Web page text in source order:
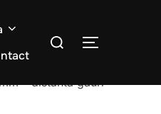
Caută
COMUTĂ
– distanta gauri